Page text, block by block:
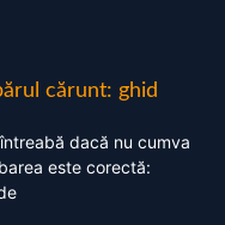
cărunt: ghid
dacă nu cumva
este corectă: